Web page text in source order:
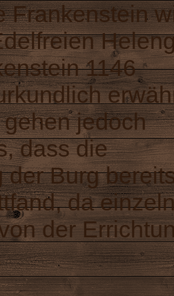
Frankenstein
1146
jedoch
dass die
der Burg
da
der